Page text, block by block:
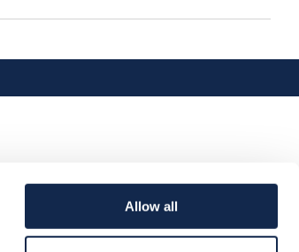
Allow all